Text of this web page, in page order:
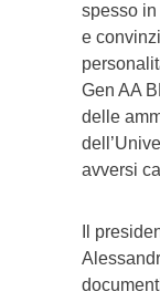
spesso
e
Gen AA
delle
avversi
Il